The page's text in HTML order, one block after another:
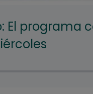
El programa